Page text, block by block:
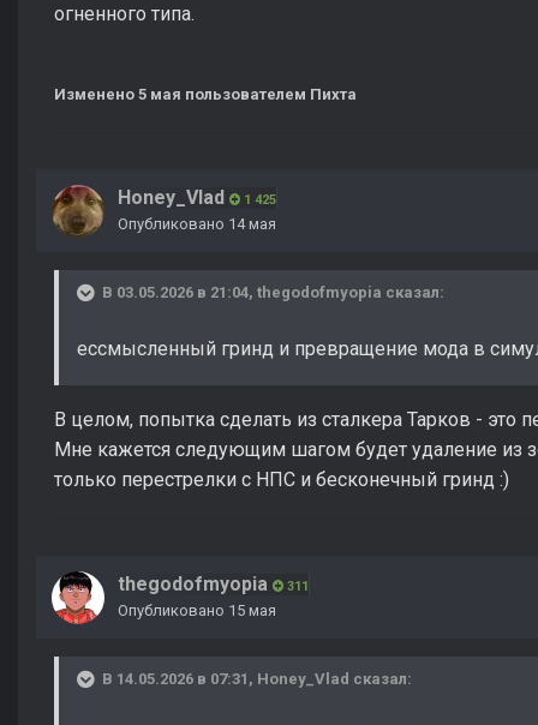
огненного типа.
Изменено 5 мая пользователем Пихта
Honey_Vlad 1 425
Опубликовано 14 мая
В 03.05.2026 в 21:04, thegodofmyopia сказал:
ессмысленный гринд и превращение мода в
В целом, попытка сделать из сталкера Тарков - это
Мне кажется следующим шагом будет удаление из
только перестрелки с НПС и бесконечный гринд :)
thegodofmyopia 311
Опубликовано 15 мая
В 14.05.2026 в 07:31, Honey_Vlad сказал: